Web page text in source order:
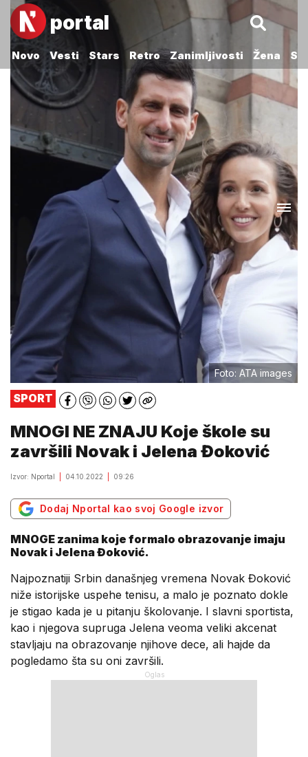
portal
Novo Vesti Stars Retro Zanimljivosti Žena
Foto: ATA images
SPORT
MNOGI NE ZNAJU Koje škole su
završili Novak i Jelena Đoković
Izvor: Nportal 04.10.2022 09:26
Dodaj Nportal kao svoj Google izvor
MNOGE zanima koje formalo obrazovanje imaju
Novak i Jelena Đoković.
Najpoznatiji Srbin današnjeg vremena Novak Đoković
niže istorijske uspehe tenisu, a malo je poznato dokle
je stigao kada je u pitanju školovanje. I slavni sportista,
kao i njegova supruga Jelena veoma veliki akcenat
stavljaju na obrazovanje njihove dece, ali hajde da
pogledamo šta su oni završili.